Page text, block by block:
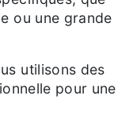
ou une grande
utilisons des
pour une